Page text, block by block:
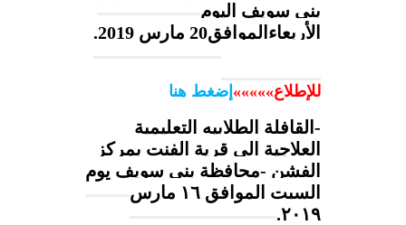
بنى سويف اليوم
الأربعاءالموافق20 مارس 2019.
للإطلاع»»
»
»
» إضغط هنا
-القافلة الطلابيه التعليمية
العلاجية الى قرية الفنت بمركز
الفشن -محافظة بنى سويف يوم
السبت الموافق ١٦ مارس
٢٠١٩.